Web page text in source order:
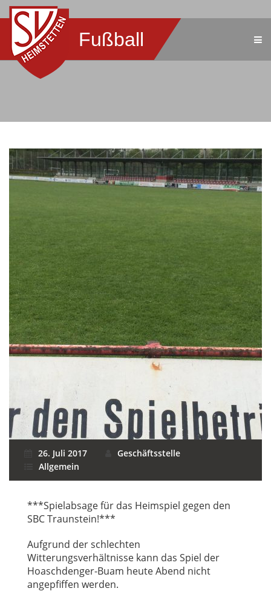
Fußball
26. Juli 2017
Geschäftsstelle
Allgemein
***Spielabsage für das Heimspiel gegen den
SBC Traunstein!***
Aufgrund der schlechten
Witterungsverhältnisse kann das Spiel der
Hoaschdenger-Buam heute Abend nicht
angepfiffen werden.